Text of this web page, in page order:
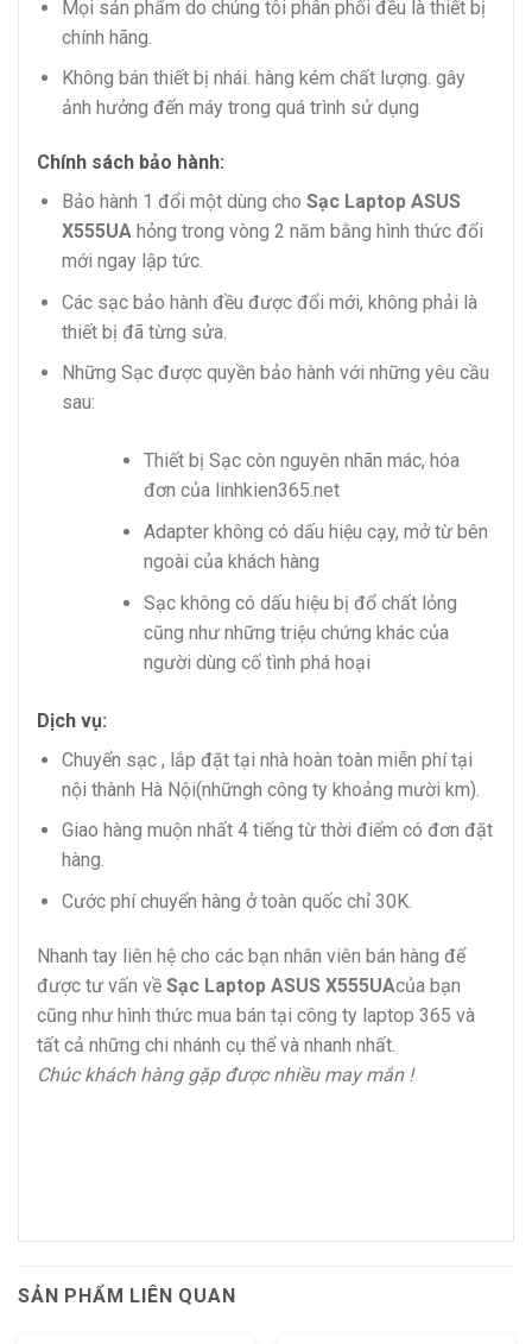
Mọi sản phẩm do chúng tôi phân phối đều là thiết bị
chính hãng.
Không bán thiết bị nhái. hàng kém chất lượng. gây
ảnh hưởng đến máy trong quá trình sử dụng
Chính sách bảo hành:
Bảo hành 1 đổi một dùng cho Sạc Laptop ASUS
X555UAhỏng trong vòng 2 năm bằng hình thức đổi
mới ngay lập tức.
Các sạc bảo hành đều được đổi mới, không phải là
thiết bị đã từng sửa.
Những Sạc được quyền bảo hành với những yêu cầu
sau:
Thiết bị Sạc còn nguyên nhãn mác, hóa
đơn của linhkien365.net
Adapter không có dấu hiệu cạy, mở từ bên
ngoài của khách hàng
Sạc không có dấu hiệu bị đổ chất lỏng
cũng như những triệu chứng khác của
người dùng cố tình phá hoại
Dịch vụ:
Chuyển sạc , lắp đặt tại nhà hoàn toàn miễn phí tại
nội thành Hà Nội(nhữngh công ty khoảng mười km).
Giao hàng muộn nhất 4 tiếng từ thời điểm có đơn đặt
hàng.
Cước phí chuyển hàng ở toàn quốc chỉ 30K.
Nhanh tay liên hệ cho các bạn nhân viên bán hàng để
được tư vấn về Sạc Laptop ASUS X555UAcủa bạn
cũng như hình thức mua bán tại công ty laptop 365 và
tất cả những chi nhánh cụ thể và nhanh nhất.
Chúc khách hàng gặp được nhiều may mắn !
SẢN PHẨM LIÊN QUAN